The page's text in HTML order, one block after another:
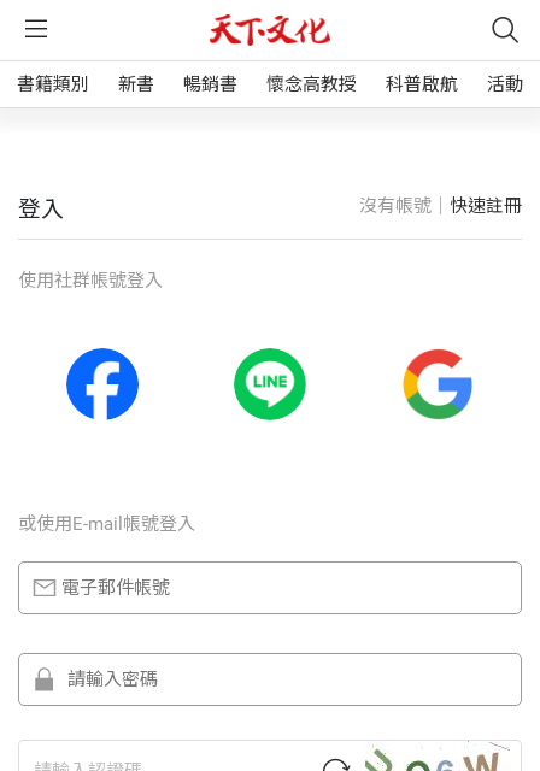
書籍類別 新書 暢銷書 懷念高教授 科普啟航 活動
登入 沒有帳號｜ 快速註冊
使⽤社群帳號登入
或使⽤E-mail帳號登入